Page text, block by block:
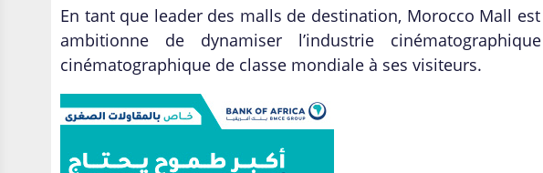
En tant que leader des malls de destination, Morocco Mall
ambitionne de dynamiser l’industrie
cinématographique de classe mondiale à ses visiteurs.